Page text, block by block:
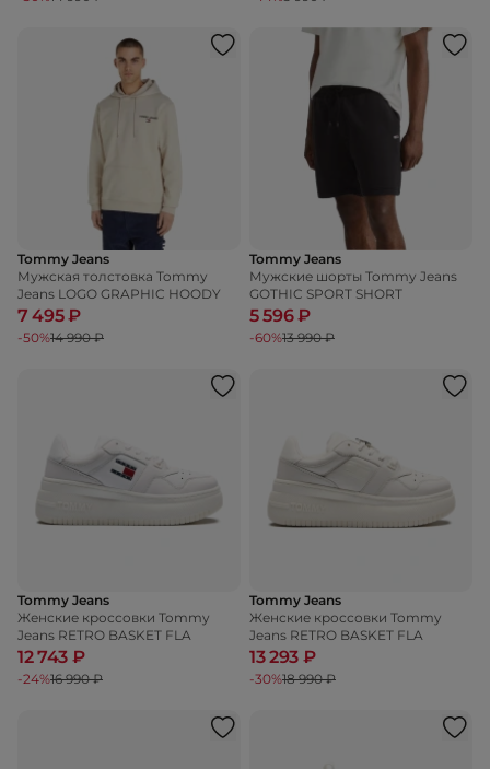
Tommy Jeans
Мужская толстовка Tommy
Jeans LOGO GRAPHIC HOODY
7 495 ₽
-50%14 990 ₽
Tommy Jeans
Мужские шорты Tommy Jeans
GOTHIC SPORT SHORT
5 596 ₽
-60%13 990 ₽
Tommy Jeans
Женские кроссовки Tommy
Jeans RETRO BASKET FLA
12 743 ₽
-24%16 990 ₽
Tommy Jeans
Женские кроссовки Tommy
Jeans RETRO BASKET FLA
13 293 ₽
-30%18 990 ₽